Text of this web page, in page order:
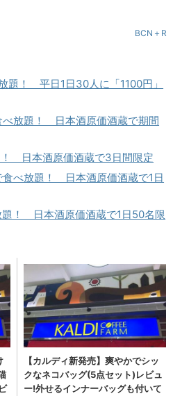
BCN＋R
題！ 平日1日30人に「1100円」
放題！ 日本酒原価酒蔵で期間
日本酒原価酒蔵で3日間限定
べ放題！ 日本酒原価酒蔵で1日
！ 日本酒原価酒蔵で1日50名限